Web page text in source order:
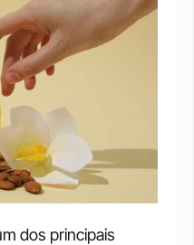
dos principais